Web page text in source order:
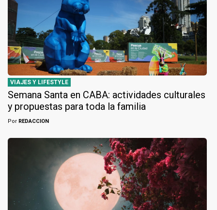
VIAJES Y LIFESTYLE
Semana Santa en CABA: actividades culturales
y propuestas para toda la familia
Por REDACCION